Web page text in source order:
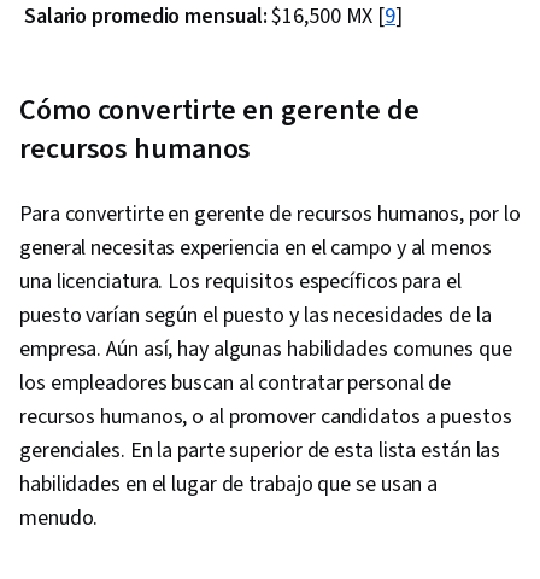
Salario promedio mensual:$16,500 MX [9]
Cómo convertirte en gerente de
recursos humanos
Para convertirte en gerente de recursos humanos, por lo
general necesitas experiencia en el campo y al menos
una licenciatura. Los requisitos específicos para el
puesto varían según el puesto y las necesidades de la
empresa. Aún así, hay algunas habilidades comunes que
los empleadores buscan al contratar personal de
recursos humanos, o al promover candidatos a puestos
gerenciales. En la parte superior de esta lista están las
habilidades en el lugar de trabajo que se usan a
menudo.